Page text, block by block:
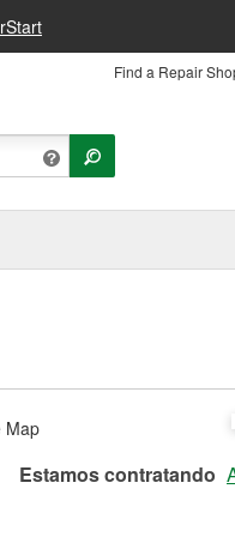
Find a Repair
Estamos contratando